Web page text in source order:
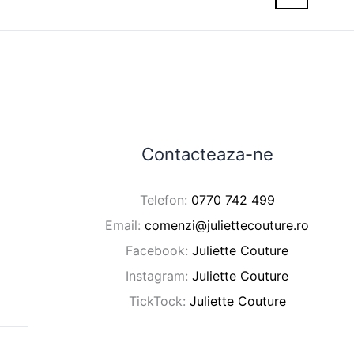
Contacteaza-ne
Telefon: 0770 742 499
Email:comenzi@juliettecouture.ro
Facebook:Juliette Couture
Instagram:Juliette Couture
TickTock: Juliette Couture